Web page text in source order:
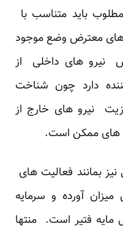
باید متناسب با
های معترض وضع موجود
های داخلی از
دارد چون شناخت
نیرو های خارج از
های ممکن است.
بمانند فعالیت های
آورده و سرمایه
مایه فتیر است. منتها